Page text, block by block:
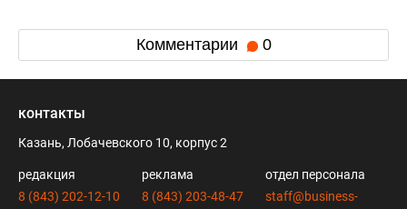
Комментарии 0
контакты
Казань, Лобачевского 10, корпус 2
редакция
8 (843) 202-12-10
реклама
8 (843) 203-48-47
отдел персонала
staff@business-